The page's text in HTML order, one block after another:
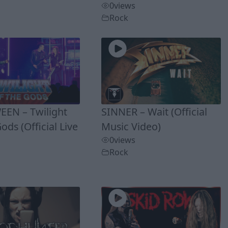
0views
Rock
– Twilight
(Official Live
SINNER – Wait (Official
Music Video)
0views
Rock